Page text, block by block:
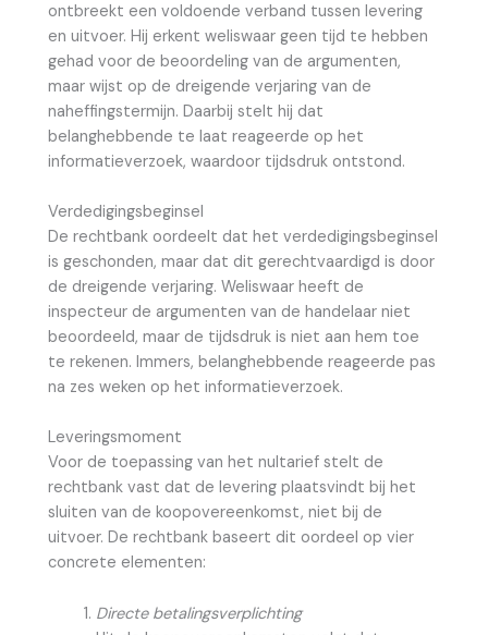
ontbreekt een voldoende verband tussen levering
en uitvoer. Hij erkent weliswaar geen tijd te hebben
gehad voor de beoordeling van de argumenten,
maar wijst op de dreigende verjaring van de
naheffingstermijn. Daarbij stelt hij dat
belanghebbende te laat reageerde op het
informatieverzoek, waardoor tijdsdruk ontstond.
Verdedigingsbeginsel
De rechtbank oordeelt dat het verdedigingsbeginsel
is geschonden, maar dat dit gerechtvaardigd is door
de dreigende verjaring. Weliswaar heeft de
inspecteur de argumenten van de handelaar niet
beoordeeld, maar de tijdsdruk is niet aan hem toe
te rekenen. Immers, belanghebbende reageerde pas
na zes weken op het informatieverzoek.
Leveringsmoment
Voor de toepassing van het nultarief stelt de
rechtbank vast dat de levering plaatsvindt bij het
sluiten van de koopovereenkomst, niet bij de
uitvoer. De rechtbank baseert dit oordeel op vier
concrete elementen:
Directe betalingsverplichting